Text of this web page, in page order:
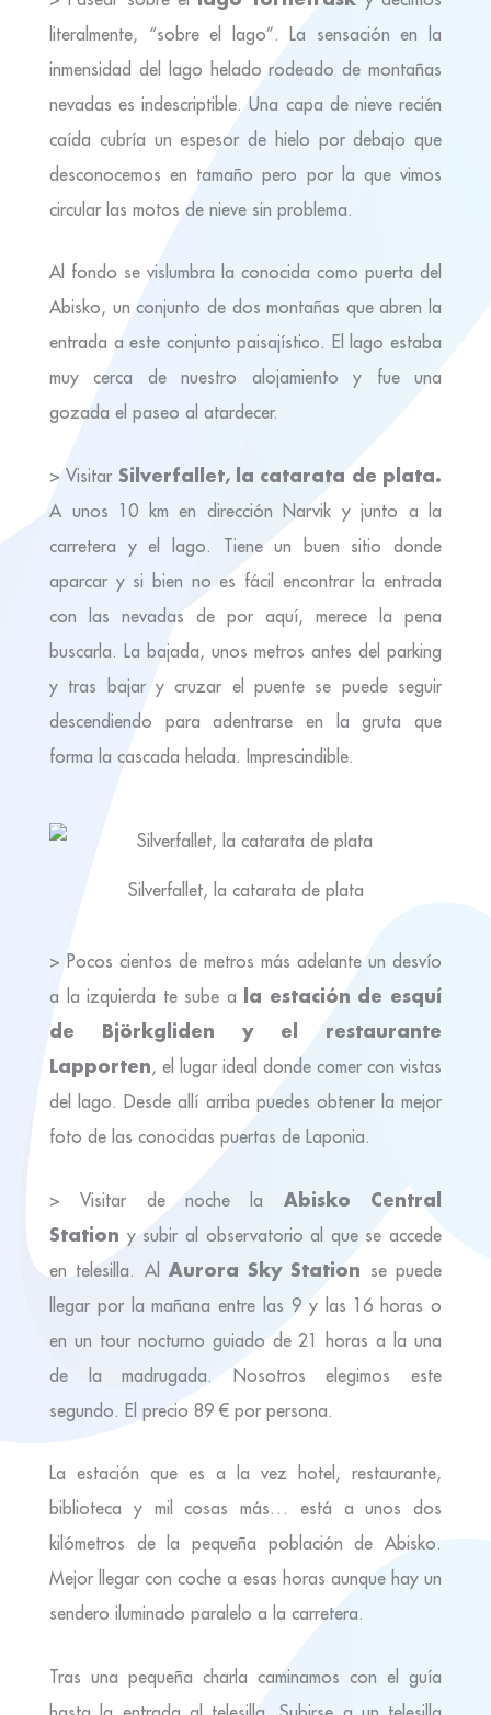
literalmente, “sobre el lago”. La sensación en la
inmensidad del lago helado rodeado de montañas
nevadas es indescriptible. Una capa de nieve recién
caída cubría un espesor de hielo por debajo que
desconocemos en tamaño pero por la que vimos
circular las motos de nieve sin problema.
Al fondo se vislumbra la conocida como puerta del
Abisko, un conjunto de dos montañas que abren la
entrada a este conjunto paisajístico. El lago estaba
muy cerca de nuestro alojamiento y fue una
gozada el paseo al atardecer.
> Visitar Silverfallet, la catarata de plata.
A unos 10 km en dirección Narvik y junto a la
carretera y el lago. Tiene un buen sitio donde
aparcar y si bien no es fácil encontrar la entrada
con las nevadas de por aquí, merece la pena
buscarla. La bajada, unos metros antes del parking
y tras bajar y cruzar el puente se puede seguir
descendiendo para adentrarse en la gruta que
forma la cascada helada. Imprescindible.
Silverfallet, la catarata de plata
> Pocos cientos de metros más adelante un desvío
a la izquierda te sube a
la estación de esquí
de Björkgliden y el restaurante
Lapporten, el lugar ideal donde comer con vistas
del lago. Desde allí arriba puedes obtener la mejor
foto de las conocidas puertas de Laponia.
> Visitar de noche la Abisko Central
Station y subir al observatorio al que se accede
en telesilla. Al Aurora Sky Station se puede
llegar por la mañana entre las 9 y las 16 horas o
en un tour nocturno guiado de 21 horas a la una
de la madrugada. Nosotros elegimos este
segundo. El precio 89 € por persona.
La estación que es a la vez hotel, restaurante,
biblioteca y mil cosas más… está a unos dos
kilómetros de la pequeña población de Abisko.
Mejor llegar con coche a esas horas aunque hay un
sendero iluminado paralelo a la carretera.
Tras una pequeña charla caminamos con el guía